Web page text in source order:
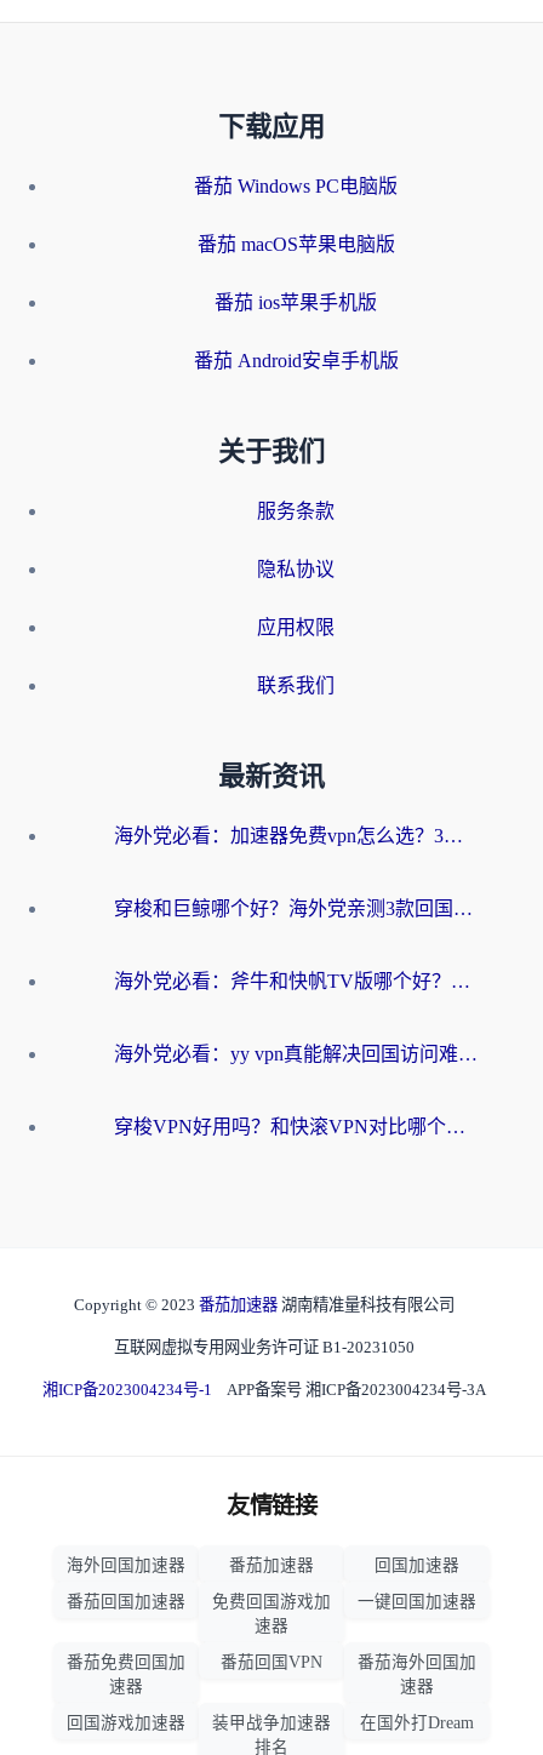
下载应用
番茄 Windows PC电脑版
番茄 macOS苹果电脑版
番茄 ios苹果手机版
番茄 Android安卓手机版
关于我们
服务条款
隐私协议
应用权限
联系我们
最新资讯
海外党必看：加速器免费vpn怎么选？3步教你无缝访问国内资源
穿梭和巨鲸哪个好？海外党亲测3款回国加速器，教你避开90%的坑
海外党必看：斧牛和快帆TV版哪个好？3分钟选对回国加速器，无缝刷B站、追热剧
海外党必看：yy vpn真能解决回国访问难题？附云极initap测评+免费方案对比
穿梭VPN好用吗？和快滚VPN对比哪个回国效果更好？海外党选回国加速器必看指南
Copyright © 2023 番茄加速器 湖南精准量科技有限公司
互联网虚拟专用网业务许可证 B1-20231050
湘ICP备2023004234号-1 APP备案号 湘ICP备2023004234号-3A
友情链接
海外回国加速器 番茄加速器
回国加速器
番茄回国加速器
免费回国游戏加
速器
一键回国加速器
番茄免费回国加
速器
番茄回国VPN
番茄海外回国加
速器
回国游戏加速器
装甲战争加速器
排名
在国外打Dream